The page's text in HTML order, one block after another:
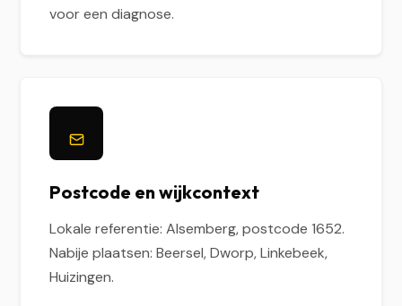
voor een diagnose.
Postcode en wijkcontext
Lokale referentie: Alsemberg, postcode 1652.
Nabije plaatsen: Beersel, Dworp, Linkebeek,
Huizingen.